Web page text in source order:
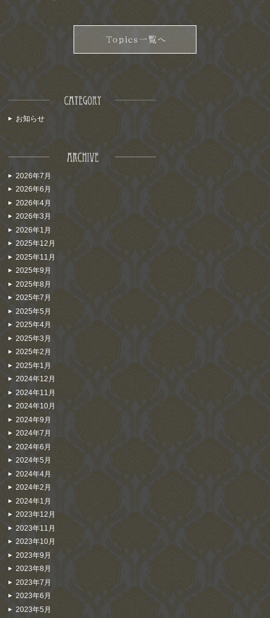
お知らせ
2026年7月
2026年6月
2026年4月
2026年3月
2026年1月
2025年12月
2025年11月
2025年9月
2025年8月
2025年7月
2025年5月
2025年4月
2025年3月
2025年2月
2025年1月
2024年12月
2024年11月
2024年10月
2024年9月
2024年7月
2024年6月
2024年5月
2024年4月
2024年2月
2024年1月
2023年12月
2023年11月
2023年10月
2023年9月
2023年8月
2023年7月
2023年6月
2023年5月